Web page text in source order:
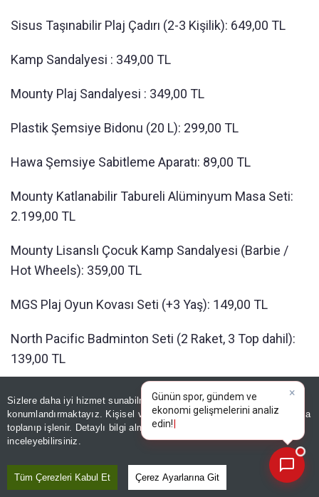
Sizlere daha iyi hizmet sunabilmek adına sitemizdeçerez
konumlandırmaktayız. Kişisel verileriniz, KVKK ve GDPR kapsamında
toplanıp işlenir. Detaylı bilgi almak için
inceleyebilirsiniz.
Tüm Çerezleri Kabul Et Çerez Ayarlarına Git
Sisus Taşınabilir Plaj Çadırı (2-3 Kişilik): 649,00 TL
Kamp Sandalyesi : 349,00 TL
Mounty Plaj Sandalyesi : 349,00 TL
Plastik Şemsiye Bidonu (20 L): 299,00 TL
Hawa Şemsiye Sabitleme Aparatı: 89,00 TL
Mounty Katlanabilir Tabureli Alüminyum Masa Seti:
2.199,00 TL
Mounty Lisanslı Çocuk Kamp Sandalyesi (Barbie /
Hot Wheels): 359,00 TL
MGS Plaj Oyun Kovası Seti (+3 Yaş): 149,00 TL
North Pacific Badminton Seti (2 Raket, 3 Top dahil):
139,00 TL
North Pacific Plaj Raketi 2'li (2 Raket, 1 Top dahil):
139,00 TL
North Pacific Catchball Seti: 119,00 TL
Piccolo Mondi Elektronik Oyuncak Su Atıcısı: 655,00
×
Günün spor, gündem ve
ekonomi gelişmelerini analiz
edin!